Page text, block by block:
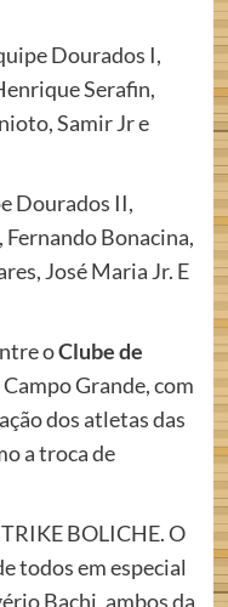
Dourados I,
Serafin,
Samir Jr e
Dourados II,
Bonacina,
José Maria Jr. E
oClube de
Grande, com
dos atletas das
a troca de
BOLICHE. O
todos em especial
Bachi, ambos da